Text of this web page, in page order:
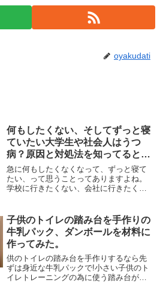
oyakudati
何もしたくない、そしてずっと寝
ていたい大学生や社会人はうつ
病？原因と対処法を知ってると楽
になるよ！
急に何もしたくなくなって、ずっと寝て
たい、って思うことってありますよね。
学校に行きたくない、会社に行きたくな
なってしまうとちょっと黄色信号かも。
こういう時の原因や対処法...
子供のトイレの踏み台を手作りの
牛乳パック、ダンボールを材料に
作ってみた。
供のトイレの踏み台を手作りするなら先
ずは身近な牛乳パックで!小さい子供のト
イレトレーニングの為に使う踏み台が欲